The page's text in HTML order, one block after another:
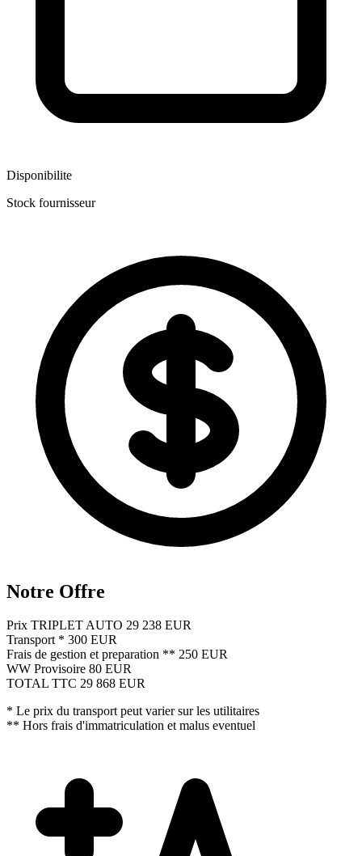
Disponibilite
Stock fournisseur
Notre Offre
Prix TRIPLET AUTO 29 238 EUR
Transport * 300 EUR
Frais de gestion et preparation ** 250 EUR
WW Provisoire 80 EUR
TOTAL TTC 29 868 EUR
* Le prix du transport peut varier sur les utilitaires
** Hors frais d'immatriculation et malus eventuel